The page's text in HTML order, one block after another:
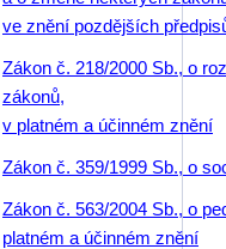
ve znění pozdějších
Zákon č. 218/2000 Sb., o
zákonů,
v platném a účinném znění
Zákon č. 359/1999 Sb., o
Zákon č. 563/2004 Sb., o
platném a účinném znění